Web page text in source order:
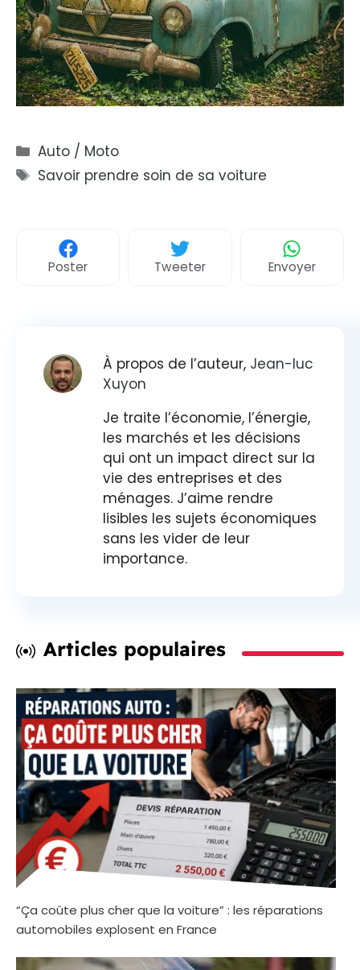
Catégories
Auto / Moto
Étiquettes
Savoir prendre soin de sa voiture
Poster Tweeter Envoyer
À propos de l’auteur, Jean-luc
Xuyon
Je traite l’économie, l’énergie,
les marchés et les décisions
qui ont un impact direct sur la
vie des entreprises et des
ménages. J’aime rendre
lisibles les sujets économiques
sans les vider de leur
importance.
Articles populaires
“Ça coûte plus cher que la voiture” : les réparations
automobiles explosent en France